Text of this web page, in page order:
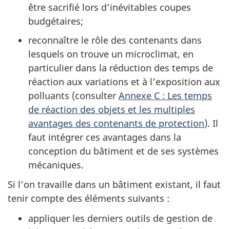
être sacrifié lors d’inévitables coupes
budgétaires;
reconnaître le rôle des contenants dans
lesquels on trouve un microclimat, en
particulier dans la réduction des temps de
réaction aux variations et à l’exposition aux
polluants (consulter Annexe C : Les temps
de réaction des objets et les multiples
avantages des contenants de protection). Il
faut intégrer ces avantages dans la
conception du bâtiment et de ses systèmes
mécaniques.
Si l’on travaille dans un bâtiment existant, il faut
tenir compte des éléments suivants :
appliquer les derniers outils de gestion de